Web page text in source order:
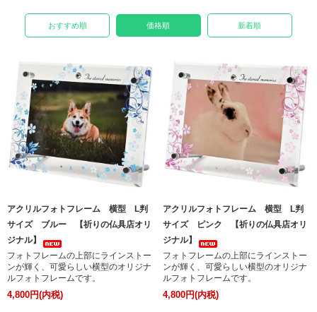
おすすめ順 価格順 新着順
アクリルフォトフレーム 横型 L判
サイズ ブルー 【祈りの仏具店オリ
ジナル】
フォトフレームの上部にラインストー
ンが輝く、可愛らしい横型のオリジナ
ルフォトフレームです。
4,800円(内税)
アクリルフォトフレーム 横型 L判
サイズ ピンク 【祈りの仏具店オリ
ジナル】
フォトフレームの上部にラインストー
ンが輝く、可愛らしい横型のオリジナ
ルフォトフレームです。
4,800円(内税)